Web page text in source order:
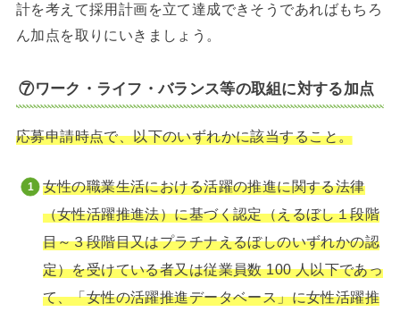
計を考えて採用計画を立て達成できそうであればもちろ
ん加点を取りにいきましょう。
⑦ワーク・ライフ・バランス等の取組に対する加点
応募申請時点で、以下のいずれかに該当すること。
女性の職業生活における活躍の推進に関する法律
（女性活躍推進法）に基づく認定（えるぼし１段階
目～３段階目又はプラチナえるぼしのいずれかの認
定）を受けている者又は従業員数 100 人以下であっ
て、「女性の活躍推進データベース」に女性活躍推